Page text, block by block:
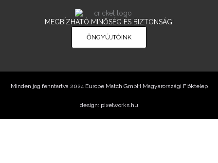
MEGBÍZHATÓ MINŐSÉG ÉS BIZTONSÁG!
ŐNGYÚJTÓINK
Minden jog fenntartva 2024 Europe Match GmbH Magyarországi Fióktelep
design: pixelworks.hu